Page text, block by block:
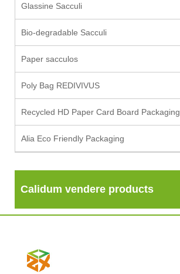
Glassine Sacculi
Bio-degradable Sacculi
Paper sacculos
Poly Bag REDIVIVUS
Recycled HD Paper Card Board Packaging
Alia Eco Friendly Packaging
Calidum vendere products